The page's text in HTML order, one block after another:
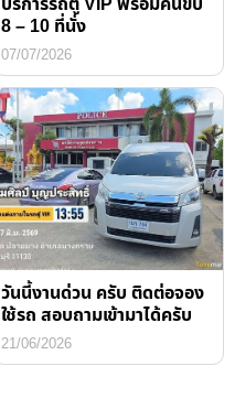
8 – 10 ที่นั่ง
07/07/2026
วันนี้งานด่วน ครับ ติดต่อจอง
ใช้รถ สอบถามเข้ามาได้ครับ
21/06/2026